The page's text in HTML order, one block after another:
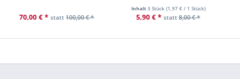
70,00 € * statt100,00 € *
Inhalt 3 Stück (1,97 €/ 1 Stück)
5,90 € * statt8,00 € *